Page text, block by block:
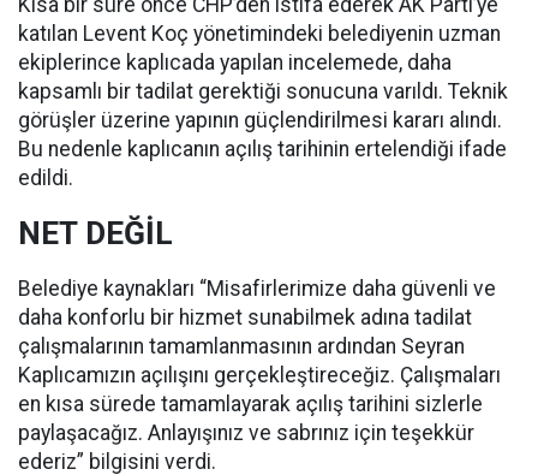
Kısa bir süre önce CHP’den istifa ederek AK Parti’ye
katılan Levent Koç yönetimindeki belediyenin uzman
ekiplerince kaplıcada yapılan incelemede, daha
kapsamlı bir tadilat gerektiği sonucuna varıldı. Teknik
görüşler üzerine yapının güçlendirilmesi kararı alındı.
Bu nedenle kaplıcanın açılış tarihinin ertelendiği ifade
edildi.
NET DEĞİL
Belediye kaynakları “Misafirlerimize daha güvenli ve
daha konforlu bir hizmet sunabilmek adına tadilat
çalışmalarının tamamlanmasının ardından Seyran
Kaplıcamızın açılışını gerçekleştireceğiz. Çalışmaları
en kısa sürede tamamlayarak açılış tarihini sizlerle
paylaşacağız. Anlayışınız ve sabrınız için teşekkür
ederiz” bilgisini verdi.